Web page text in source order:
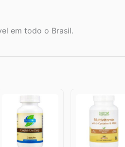
em todo o Brasil.